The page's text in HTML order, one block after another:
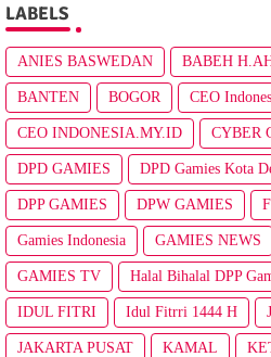
LABELS
ANIES BASWEDAN BABEH
BANTEN BOGOR CEO
CEO INDONESIA.MY.ID CYBER
DPD GAMIES DPD Gamies Kota
DPP GAMIES DPW GAMIES
Gamies Indonesia GAMIES NEWS
GAMIES TV Halal Bihalal DPP
IDUL FITRI Idul Fitrri 1444 H
JAKARTA PUSAT KAMAL